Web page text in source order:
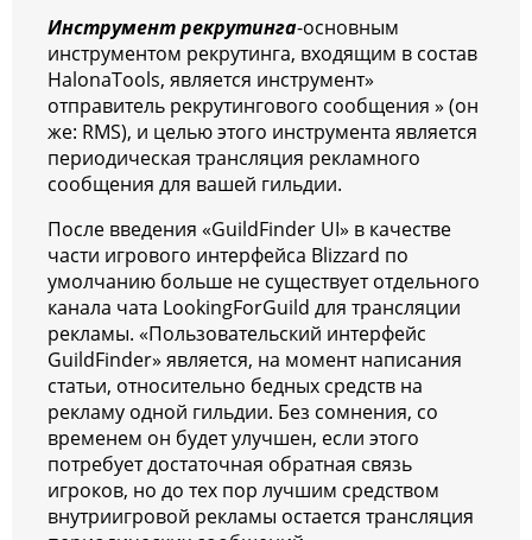
Инструмент рекрутинга-основным
инструментом рекрутинга, входящим в состав
HalonaTools, является инструмент»
отправитель рекрутингового сообщения » (он
же: RMS), и целью этого инструмента является
периодическая трансляция рекламного
сообщения для вашей гильдии.
После введения «GuildFinder UI» в качестве
части игрового интерфейса Blizzard по
умолчанию больше не существует отдельного
канала чата LookingForGuild для трансляции
рекламы. «Пользовательский интерфейс
GuildFinder» является, на момент написания
статьи, относительно бедных средств на
рекламу одной гильдии. Без сомнения, со
временем он будет улучшен, если этого
потребует достаточная обратная связь
игроков, но до тех пор лучшим средством
внутриигровой рекламы остается трансляция